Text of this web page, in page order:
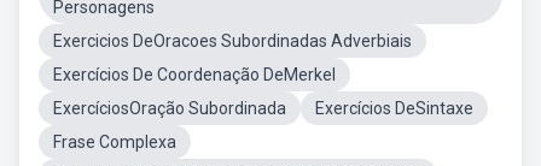
Personagens
Exercicios DeOracoes Subordinadas Adverbiais
Exercícios De Coordenação DeMerkel
ExercíciosOração Subordinada
Exercícios DeSintaxe
Frase Complexa